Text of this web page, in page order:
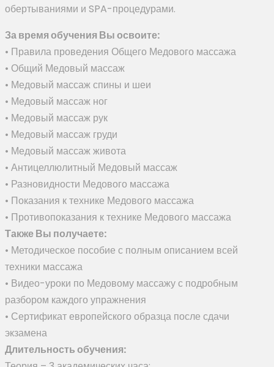
обертываниями и SPA-процедурами.
За время обучения Вы освоите:
• Правила проведения Общего Медового массажа
• Общий Медовый массаж
• Медовый массаж спины и шеи
• Медовый массаж ног
• Медовый массаж рук
• Медовый массаж груди
• Медовый массаж живота
• Антицеллюлитный Медовый массаж
• Разновидности Медового массажа
• Показания к технике Медового массажа
• Противопоказания к технике Медового массажа
Также Вы получаете:
• Методическое пособие с полным описанием всей
техники массажа
• Видео-уроки по Медовому массажу с подробным
разбором каждого упражнения
• Сертификат европейского образца после сдачи
экзамена
Длительность обучения: